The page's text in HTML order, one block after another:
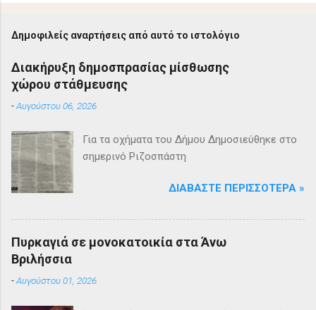
Δημοφιλείς αναρτήσεις από αυτό το ιστολόγιο
Διακήρυξη δημοσπρασίας μίσθωσης
χώρου στάθμευσης
-Αυγούστου 06, 2026
Για τα οχήματα του Δήμου Δημοσιεύθηκε στο
σημερινό Ριζοσπάστη
ΔΙΑΒΆΣΤΕ ΠΕΡΙΣΣΌΤΕΡΑ »
Πυρκαγιά σε μονοκατοικία στα Άνω
Βριλήσσια
-Αυγούστου 01, 2026